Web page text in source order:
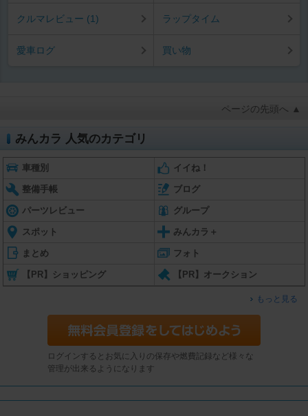
クルマレビュー (1) ラップタイム
愛車ログ 買い物
ページの先頭へ ▲
みんカラ 人気のカテゴリ
車種別 イイね！
整備手帳 ブログ
パーツレビュー グループ
スポット みんカラ＋
まとめ フォト
【PR】ショッピング 【PR】オークション
もっと見る
ログインするとお気に入りの保存や燃費記録など様々な
管理が出来るようになります